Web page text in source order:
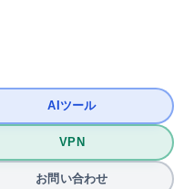
AIツール
VPN
お問い合わせ